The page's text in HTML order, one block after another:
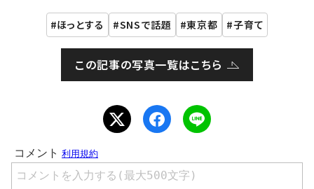
ほっとする SNSで話題 東京都 子育て
この記事の写真一覧はこちら